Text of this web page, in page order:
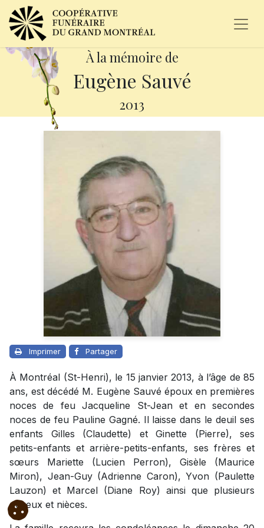
À la mémoire de
Eugène Sauvé
2013
Imprimer Partager
À Montréal (St-Henri), le 15 janvier 2013, à l’âge de 85
ans, est décédé M. Eugène Sauvé époux en premières
noces de feu Jacqueline St-Jean et en secondes
noces de feu Pauline Gagné. Il laisse dans le deuil ses
enfants Gilles (Claudette) et Ginette (Pierre), ses
petits-enfants et arrière-petits-enfants, ses frères et
sœurs Mariette (Lucien Perron), Gisèle (Maurice
Miron), Jean-Guy (Adrienne Caron), Yvon (Paulette
Lauzon) et Marcel (Diane Roy) ainsi que plusieurs
neveux et nièces.